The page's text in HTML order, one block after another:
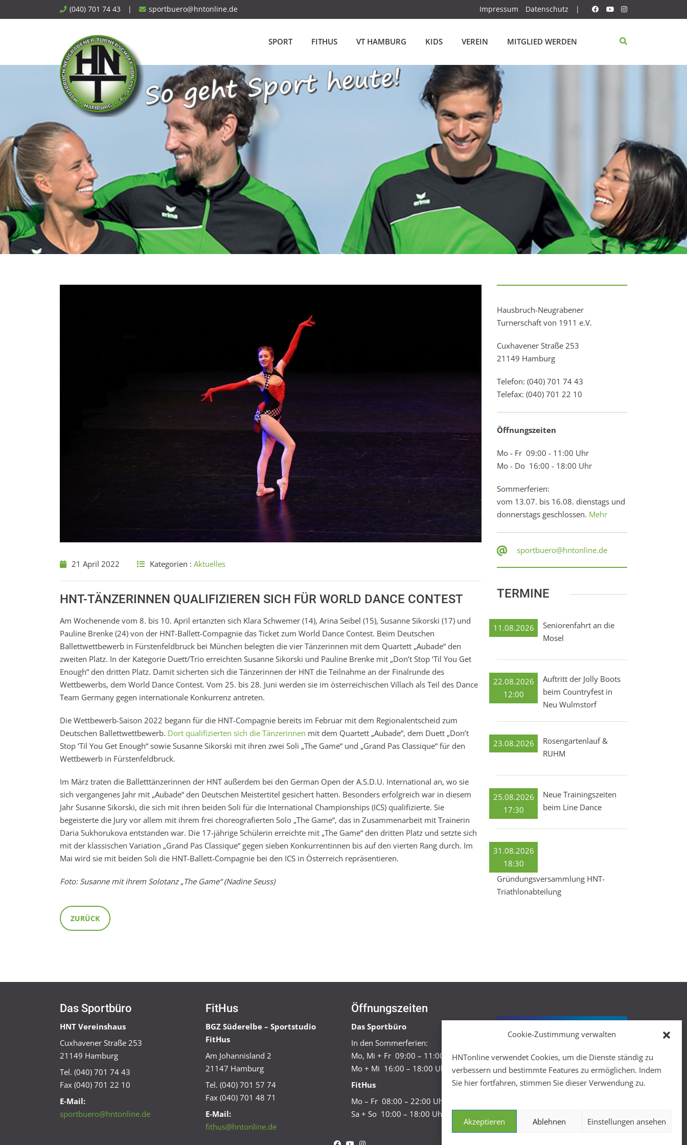
Cookie-Zustimmung verwalten
HNTonline verwendet Cookies, um die Dienste ständig zu
verbessern und bestimmte Features zu ermöglichen. Indem
Sie hier fortfahren, stimmen Sie dieser Verwendung zu.
Akzeptieren Ablehnen Einstellungen ansehen
to
(040) 701 74 43 | sportbuero@hntonline.de Impressum Datenschutz |
SPORT FITHUS VT HAMBURG KIDS VEREIN MITGLIED WERDEN
21 April 2022 Kategorien : Aktuelles
HNT-TÄNZERINNEN QUALIFIZIEREN SICH FÜR WORLD DANCE CONTEST
Am Wochenende vom 8. bis 10. April ertanzten sich Klara Schwemer (14), Arina Seibel (15), Susanne Sikorski (17) und
Pauline Brenke (24) von der HNT-Ballett-Compagnie das Ticket zum World Dance Contest. Beim Deutschen
Ballettwettbewerb in Fürstenfeldbruck bei München belegten die vier Tänzerinnen mit dem Quartett „Aubade“ den
zweiten Platz. In der Kategorie Duett/Trio erreichten Susanne Sikorski und Pauline Brenke mit „Don’t Stop ‘Til You Get
Enough“ den dritten Platz. Damit sicherten sich die Tänzerinnen der HNT die Teilnahme an der Finalrunde des
Wettbewerbs, dem World Dance Contest. Vom 25. bis 28. Juni werden sie im österreichischen Villach als Teil des Dance
Team Germany gegen internationale Konkurrenz antreten.
Die Wettbewerb-Saison 2022 begann für die HNT-Compagnie bereits im Februar mit dem Regionalentscheid zum
Deutschen Ballettwettbewerb. Dort qualifizierten sich die Tänzerinnen mit dem Quartett „Aubade“, dem Duett „Don’t
Stop ‘Til You Get Enough“ sowie Susanne Sikorski mit ihren zwei Soli „The Game“ und „Grand Pas Classique“ für den
Wettbewerb in Fürstenfeldbruck.
Im März traten die Balletttänzerinnen der HNT außerdem bei den German Open der A.S.D.U. International an, wo sie
sich vergangenes Jahr mit „Aubade“ den Deutschen Meistertitel gesichert hatten. Besonders erfolgreich war in diesem
Jahr Susanne Sikorski, die sich mit ihren beiden Soli für die International Championships (ICS) qualifizierte. Sie
begeisterte die Jury vor allem mit ihrem frei choreografierten Solo „The Game“, das in Zusammenarbeit mit Trainerin
Daria Sukhorukova entstanden war. Die 17-jährige Schülerin erreichte mit „The Game“ den dritten Platz und setzte sich
mit der klassischen Variation „Grand Pas Classique“ gegen sieben Konkurrentinnen bis auf den vierten Rang durch. Im
Mai wird sie mit beiden Soli die HNT-Ballett-Compagnie bei den ICS in Österreich repräsentieren.
Foto: Susanne mit ihrem Solotanz „The Game“ (Nadine Seuss)
ZURÜCK
Hausbruch-Neugrabener
Turnerschaft von 1911 e.V.
Cuxhavener Straße 253
21149 Hamburg
Telefon: (040) 701 74 43
Telefax: (040) 701 22 10
Öffnungszeiten
Mo - Fr 09:00 - 11:00 Uhr
Mo - Do 16:00 - 18:00 Uhr
Sommerferien:
vom 13.07. bis 16.08. dienstags und
donnerstags geschlossen. Mehr
sportbuero@hntonline.de
TERMINE
11.08.2026
Seniorenfahrt an die
Mosel
22.08.2026
12:00
Auftritt der Jolly Boots
beim Countryfest in
Neu Wulmstorf
23.08.2026
Rosengartenlauf &
RUHM
25.08.2026
17:30
Neue Trainingszeiten
beim Line Dance
31.08.2026
18:30
Gründungsversammlung HNT-
Triathlonabteilung
Das Sportbüro
HNT Vereinshaus
Cuxhavener Straße 253
21149 Hamburg
Tel. (040) 701 74 43
Fax (040) 701 22 10
E-Mail:
sportbuero@hntonline.de
FitHus
BGZ Süderelbe – Sportstudio
FitHus
Am Johannisland 2
21147 Hamburg
Tel. (040) 701 57 74
Fax (040) 701 48 71
E-Mail:
fithus@hntonline.de
Öffnungszeiten
Das Sportbüro
In den Sommerferien:
Mo, Mi + Fr 09:00 – 11:00 Uhr
Mo + Mi 16:00 – 18:00 Uhr
FitHus
Mo – Fr 08:00 – 22:00 Uhr
Sa + So 10:00 – 18:00 Uhr